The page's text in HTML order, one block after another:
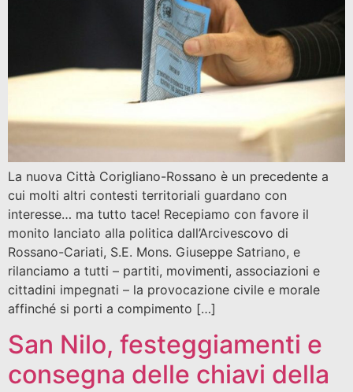
La nuova Città Corigliano-Rossano è un precedente a
cui molti altri contesti territoriali guardano con
interesse… ma tutto tace! Recepiamo con favore il
monito lanciato alla politica dall’Arcivescovo di
Rossano-Cariati, S.E. Mons. Giuseppe Satriano, e
rilanciamo a tutti – partiti, movimenti, associazioni e
cittadini impegnati – la provocazione civile e morale
affinché si porti a compimento […]
San Nilo, festeggiamenti e
consegna delle chiavi della